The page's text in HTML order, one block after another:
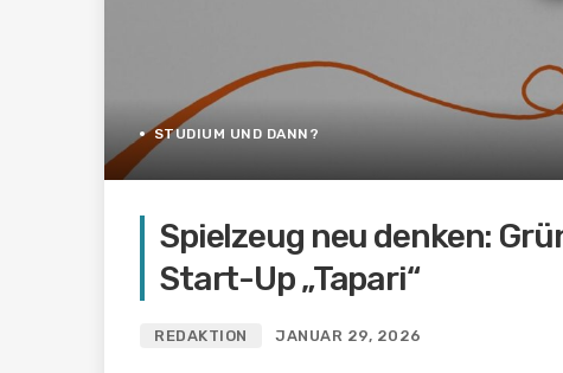
STUDIUM UND DANN?
Spielzeug neu denken:
Start-Up „Tapari“
REDAKTION JANUAR 29, 2026